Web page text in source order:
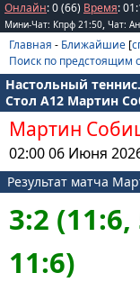
Онлайн: 0 (66) Время:01:
Мини-Чат: Кпрф 21:50, Чат:
Главная - Ближайшие [
Поиск по предстоящим
Настольный
Стол А12 Мартин
Мартин
02:00 06 Июня
Результат матча
3:2
11:6)